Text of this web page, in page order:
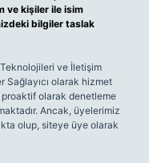
ve kişiler ile isim
bilgiler taslak
ve İletişim
Sağlayıcı olarak hizmet
olarak denetleme
Ancak, üyelerimiz
olup, siteye üye olarak